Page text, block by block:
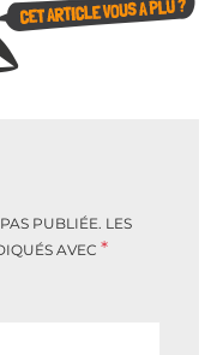
PUBLIÉE. LES
AVEC *